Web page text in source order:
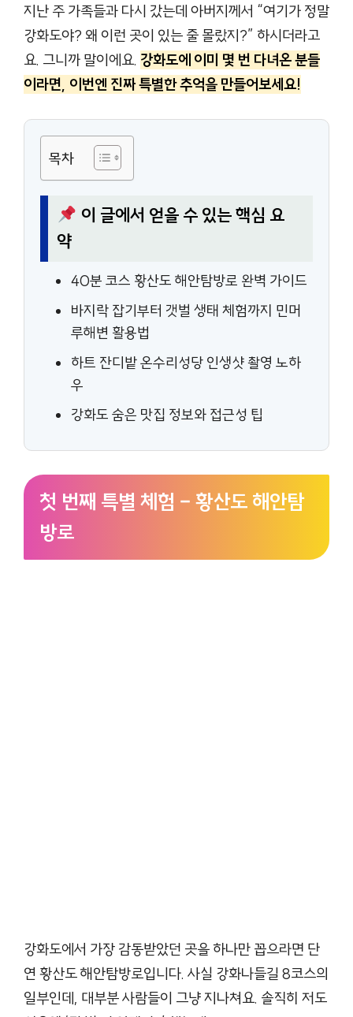
지난 주 가족들과 다시 갔는데 아버지께서 “여기가 정말
강화도야? 왜 이런 곳이 있는 줄 몰랐지?” 하시더라고
요. 그니까 말이에요. 강화도에 이미 몇 번 다녀온 분들
이라면, 이번엔 진짜 특별한 추억을 만들어보세요!
목차
이 글에서 얻을 수 있는 핵심 요
약
40분 코스 황산도 해안탐방로 완벽 가이드
바지락 잡기부터 갯벌 생태 체험까지 민머
루해변 활용법
하트 잔디밭 온수리성당 인생샷 촬영 노하
우
강화도 숨은 맛집 정보와 접근성 팁
첫 번째 특별 체험 – 황산도 해안탐
방로
강화도에서 가장 감동받았던 곳을 하나만 꼽으라면 단
연 황산도 해안탐방로입니다. 사실 강화나들길 8코스의
일부인데, 대부분 사람들이 그냥 지나쳐요. 솔직히 저도